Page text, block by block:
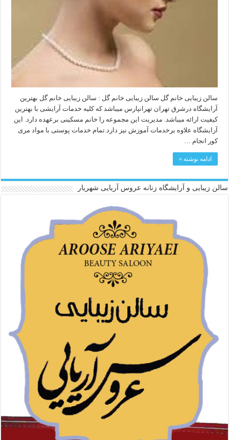
سالن زیبایی خانم گل سالن زیبایی خانم گل : سالن زیبایی خانم گل بهترین
آرایشگاه درشرق تهران تهرانپارس میباشد که کلیه خدمات آرایشی با بهترین
کیفیت ارائه میباشد. مدیریت این مجموعه را خانم مسکینی برعهده دارد. این
آرایشگاه علاوه برخدمات آموزش نیز دارد.تمام خدمات پوستی با مواد مری
کور انجام …
ادامه نوشته »
سالن زیبایی و آرایشگاه زنانه عروس آریایی شهریار